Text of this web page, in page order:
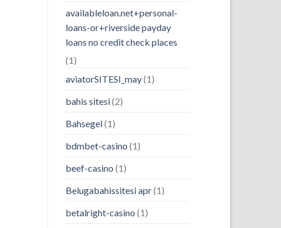
availableloan.net+personal-
loans-or+riverside payday
loans no credit check places
(1)
aviatorSITESI_may(1)
bahis sitesi(2)
Bahsegel(1)
bdmbet-casino (1)
beef-casino (1)
Belugabahissitesi apr(1)
betalright-casino (1)